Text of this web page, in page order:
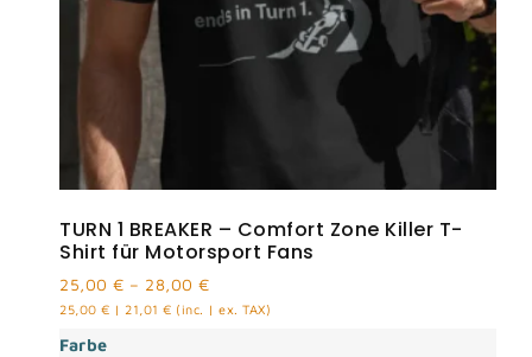
TURN 1 BREAKER – Comfort Zone Killer T-
Shirt für Motorsport Fans
25,00 € – 28,00 €
25,00 € | 21,01 € (inc. | ex. TAX)
Farbe